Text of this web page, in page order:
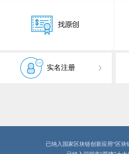
实名注册
已纳入国家区块链创新应用“区块